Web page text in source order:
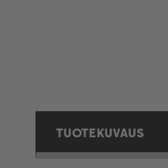
TUOTEKUVAUS